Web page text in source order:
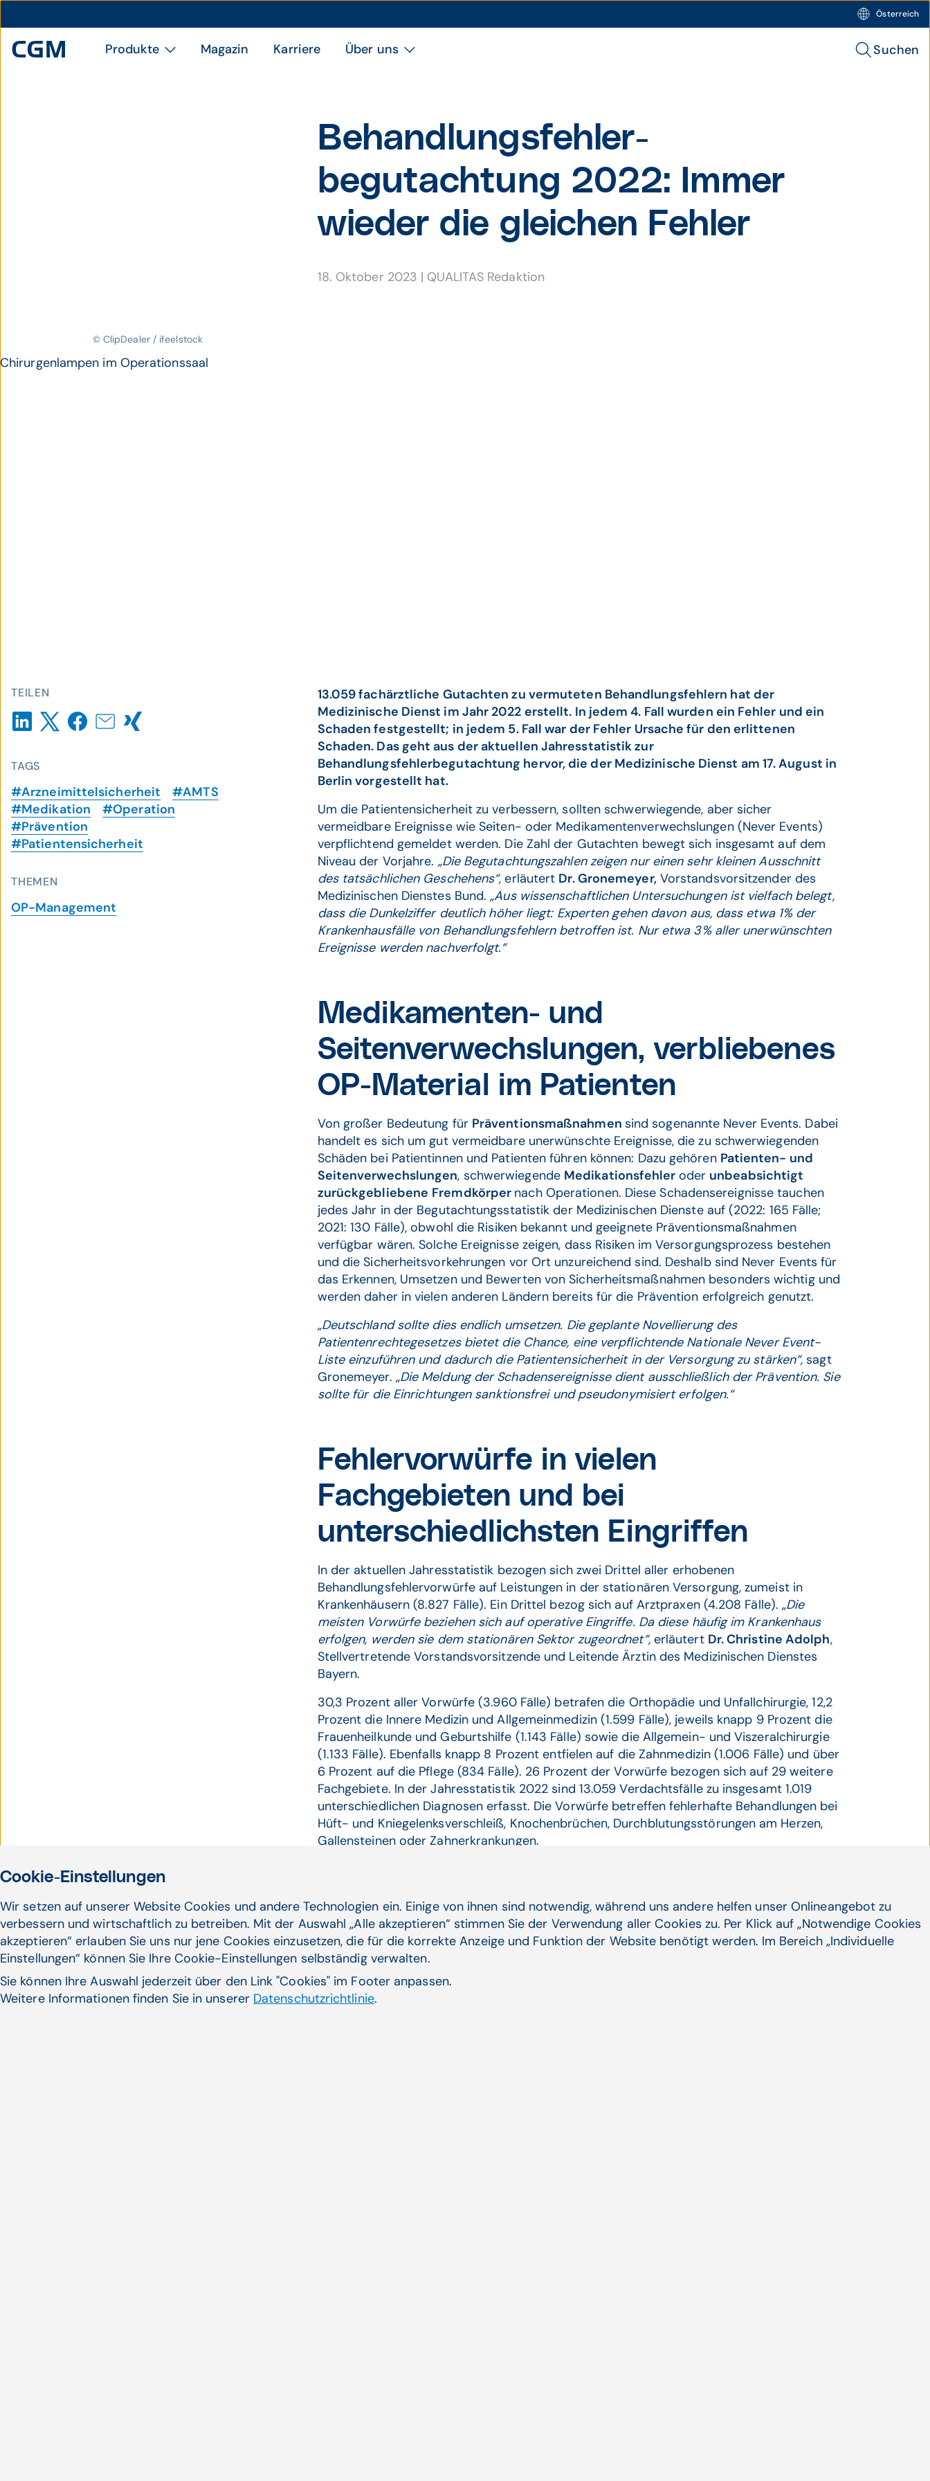
Österreich
Produkte Magazin Karriere Über uns Suchen
Behandlungs­fehler­
begutachtung 2022: Immer
wieder die gleichen Fehler
18. Oktober 2023 | QUALITAS Redaktion
© ClipDealer / ifeelstock
Chirurgenlampen im Operationssaal
TEILEN
TAGS
#Arzneimittelsicherheit
#AMTS
#Medikation
#Operation
#Prävention
#Patientensicherheit
THEMEN
OP-Management
13.059 fachärztliche Gutachten zu vermuteten Behandlungsfehlern hat der
Medizinische Dienst im Jahr 2022 erstellt. In jedem 4. Fall wurden ein Fehler und ein
Schaden festgestellt; in jedem 5. Fall war der Fehler Ursache für den erlittenen
Schaden. Das geht aus der aktuellen Jahresstatistik zur
Behandlungsfehlerbegutachtung hervor, die der Medizinische Dienst am 17. August in
Berlin vorgestellt hat.
Um die Patientensicherheit zu verbessern, sollten schwerwiegende, aber sicher
vermeidbare Ereignisse wie Seiten- oder Medikamentenverwechslungen (Never Events)
verpflichtend gemeldet werden. Die Zahl der Gutachten bewegt sich insgesamt auf dem
Niveau der Vorjahre. „Die Begutachtungszahlen zeigen nur einen sehr kleinen Ausschnitt
des tatsächlichen Geschehens“, erläutert Dr. Gronemeyer,Vorstandsvorsitzender des
Medizinischen Dienstes Bund.„Aus wissenschaftlichen Untersuchungen ist vielfach belegt,
dass die Dunkelziffer deutlich höher liegt: Experten gehen davon aus, dass etwa 1% der
Krankenhausfälle von Behandlungsfehlern betroffen ist. Nur etwa 3% aller unerwünschten
Ereignisse werden nachverfolgt.“
Medikamenten- und
Seitenverwechslungen, verbliebenes
OP-Material im Patienten
Von großer Bedeutung für Präventionsmaßnahmen sind sogenannte Never Events. Dabei
handelt es sich um gut vermeidbare unerwünschte Ereignisse, die zu schwerwiegenden
Schäden bei Patientinnen und Patienten führen können: Dazu gehören Patienten- und
Seitenverwechslungen, schwerwiegende Medikationsfehler oder unbeabsichtigt
zurückgebliebene Fremdkörper nach Operationen. Diese Schadensereignisse tauchen
jedes Jahr in der Begutachtungsstatistik der Medizinischen Dienste auf (2022: 165 Fälle;
2021: 130 Fälle), obwohl die Risiken bekannt und geeignete Präventionsmaßnahmen
verfügbar wären. Solche Ereignisse zeigen, dass Risiken im Versorgungsprozess bestehen
und die Sicherheitsvorkehrungen vor Ort unzureichend sind. Deshalb sind Never Events für
das Erkennen, Umsetzen und Bewerten von Sicherheitsmaßnahmen besonders wichtig und
werden daher in vielen anderen Ländern bereits für die Prävention erfolgreich genutzt.
„Deutschland sollte dies endlich umsetzen. Die geplante Novellierung des
Patientenrechtegesetzes bietet die Chance, eine verpflichtende Nationale Never Event-
Liste einzuführen und dadurch die Patientensicherheit in der Versorgung zu stärken“, sagt
Gronemeyer. „Die Meldung der Schadensereignisse dient ausschließlich der Prävention. Sie
sollte für die Einrichtungen sanktionsfrei und pseudonymisiert erfolgen.“
Fehlervorwürfe in vielen
Fachgebieten und bei
unterschiedlichsten Eingriffen
In der aktuellen Jahresstatistik bezogen sich zwei Drittel aller erhobenen
Behandlungsfehlervorwürfe auf Leistungen in der stationären Versorgung, zumeist in
Krankenhäusern (8.827 Fälle). Ein Drittel bezog sich auf Arztpraxen (4.208 Fälle).„Die
meisten Vorwürfe beziehen sich auf operative Eingriffe. Da diese häufig im Krankenhaus
erfolgen, werden sie dem stationären Sektor zugeordnet“, erläutert Dr. Christine Adolph,
Stellvertretende Vorstandsvorsitzende und Leitende Ärztin des Medizinischen Dienstes
Bayern.
30,3 Prozent aller Vorwürfe (3.960 Fälle) betrafen die Orthopädie und Unfallchirurgie, 12,2
Prozent die Innere Medizin und Allgemeinmedizin (1.599 Fälle), jeweils knapp 9 Prozent die
Frauenheilkunde und Geburtshilfe (1.143 Fälle) sowie die Allgemein- und Viszeralchirurgie
(1.133 Fälle). Ebenfalls knapp 8 Prozent entfielen auf die Zahnmedizin (1.006 Fälle) und über
6 Prozent auf die Pflege (834 Fälle). 26 Prozent der Vorwürfe bezogen sich auf 29 weitere
Fachgebiete. In der Jahresstatistik 2022 sind 13.059 Verdachtsfälle zu insgesamt 1.019
unterschiedlichen Diagnosen erfasst. Die Vorwürfe betreffen fehlerhafte Behandlungen bei
Hüft- und Kniegelenksverschleiß, Knochenbrüchen, Durchblutungsstörungen am Herzen,
Gallensteinen oder Zahnerkrankungen.
Vorwürfen in einem Fachgebiet sagt gar nichts über die Fehlerquote oder die Sicherheit in
dem jeweiligen Gebiet aus“,erklärt Adolph.„Sie zeigt nur, dass Patientinnen und Patienten
reagieren, wenn eine Behandlung nicht ihren Erwartungen entspricht.“Fehler bei
chirurgischen Eingriffen sind für Patienten in der Regel leichter zu erkennen als zum Beispiel
Medikationsfehler, weshalb auch eher Fehler bei Operationen vorgeworfen werden als bei
anderen Behandlungen.
Cookie-Einstellungen
Wir setzen auf unserer Website Cookies und andere Technologien ein. Einige von ihnen sind notwendig, während uns andere helfen unser Onlineangebot zu
verbessern und wirtschaftlich zu betreiben. Mit der Auswahl „Alle akzeptieren“ stimmen Sie der Verwendung aller Cookies zu. Per Klick auf „Notwendige Cookies
akzeptieren“ erlauben Sie uns nur jene Cookies einzusetzen, die für die korrekte Anzeige und Funktion der Website benötigt werden. Im Bereich „Individuelle
Einstellungen“ können Sie Ihre Cookie-Einstellungen selbständig verwalten.
Sie können Ihre Auswahl jederzeit über den Link "Cookies" im Footer anpassen.
Weitere Informationen finden Sie in unserer Datenschutzrichtlinie.